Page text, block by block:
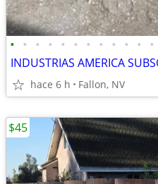
• • • • • • • • • • • •
hace 6 h Fallon, NV
$45